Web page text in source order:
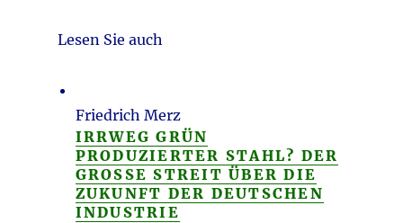
Lesen Sie auch
Friedrich Merz
IRRWEG GRÜN
PRODUZIERTER STAHL? DER
GROSSE STREIT ÜBER DIE Z
UKUNFT DER DEUTSCHEN I
NDUSTRIE